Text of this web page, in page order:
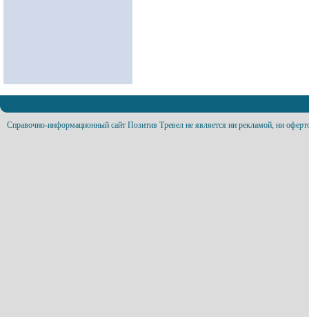
Справочно-информационный сайт Позитив Тревел не является ни рекламой, ни